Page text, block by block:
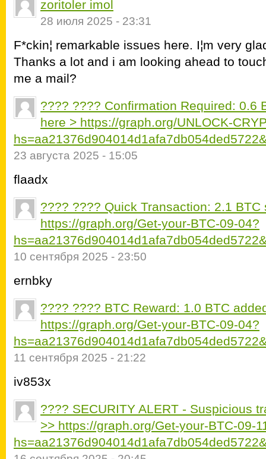
zoritoler imol
28 июля 2025 - 23:31
F*ckin¦ remarkable issues here. I¦m very
Thanks a lot and i am looking ahead to
me a mail?
???? ???? Confirmation Required: 0.6
here > https://graph.org/UNLOCK-
23 августа 2025 - 15:05
flaadx
???? ???? Quick Transaction: 2.1 BTC
https://graph.org/Get-your-BTC-09-04?
10 сентября 2025 - 23:50
ernbky
???? ???? BTC Reward: 1.0 BTC
https://graph.org/Get-your-BTC-09-04?
11 сентября 2025 - 21:22
iv853x
???? SECURITY ALERT - Suspicious
>> https://graph.org/Get-your-BTC-09-